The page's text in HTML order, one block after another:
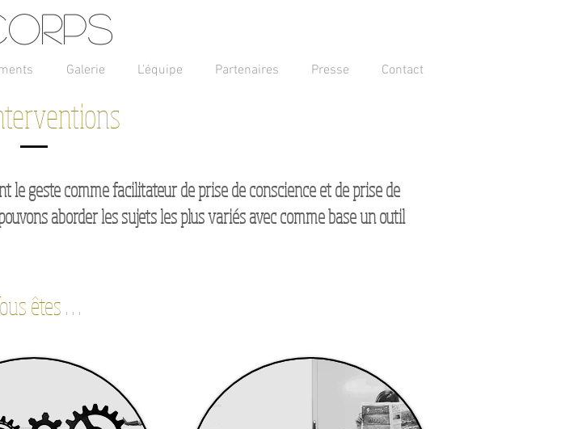
Galerie L'équipe Partenaires Presse Contact
geste comme facilitateur de prise de conscience et de prise de
aborder les sujets les plus variés avec comme base un outil
êtes . . .